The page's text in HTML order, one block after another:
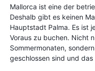
Mallorca ist eine der
Deshalb gibt es keinen
Hauptstadt Palma. Es ist
Voraus zu buchen. Nicht
Sommermonaten,
geschlossen sind und